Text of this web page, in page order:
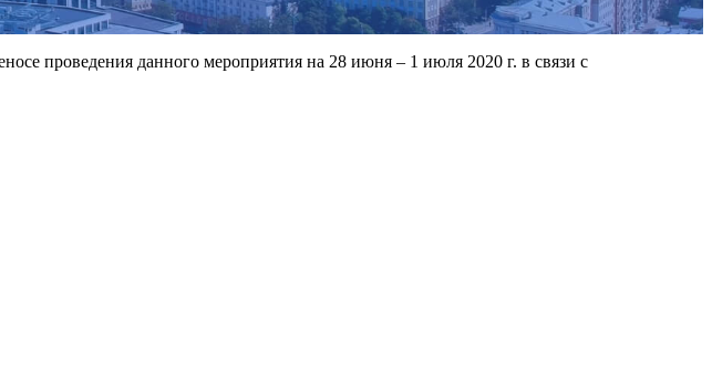
проведения данного мероприятия на 28 июня – 1 июля 2020 г. в связи с